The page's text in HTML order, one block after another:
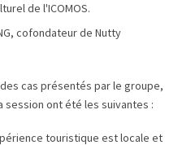
de l'ICOMOS.
cofondateur de Nutty
cas présentés par le groupe,
session ont été les suivantes :
touristique est locale et